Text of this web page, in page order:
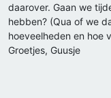
daarover. Gaan we
hebben? (Qua of we
hoeveelheden en hoe
Groetjes, Guusje